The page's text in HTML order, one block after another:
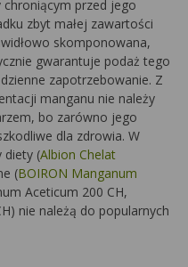
przed jego
zbyt małej zawartości
skomponowana,
gwarantuje podaż tego
zapotrzebowanie. Z
manganu nie należy
bo zarówno jego
dla zdrowia. W
diety (Albion Chelat
(BOIRON Manganum
Aceticum 200 CH,
nie należą do popularnych